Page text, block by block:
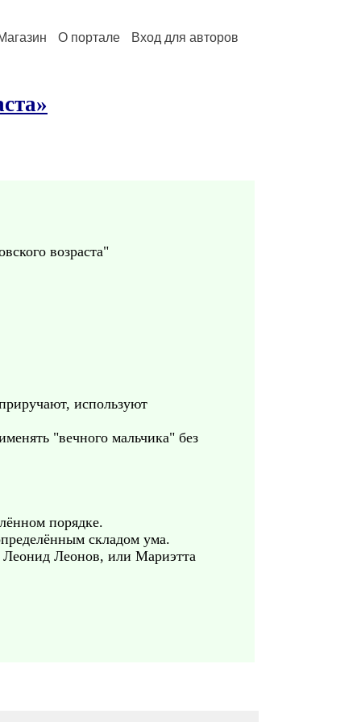
О портале Вход для авторов
возраста"
используют
"вечного мальчика" без
порядке.
складом ума.
Леонов, или Мариэтта